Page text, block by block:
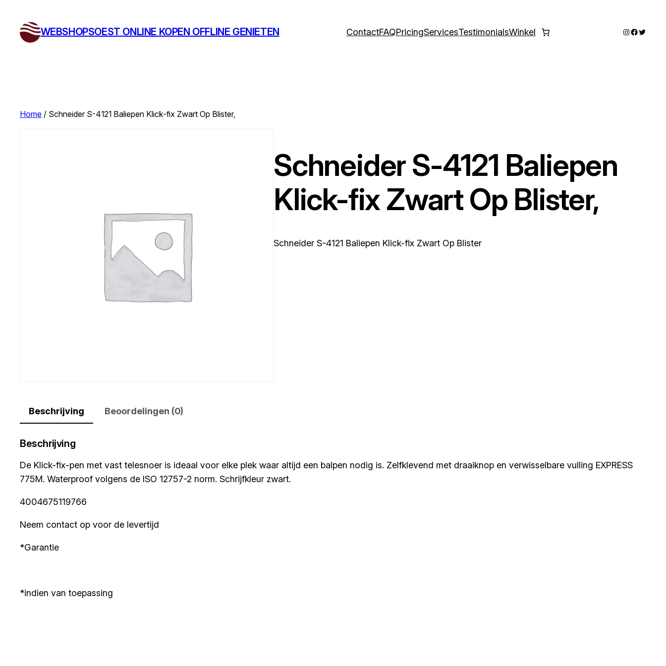
WEBSHOPSOEST ONLINE KOPEN OFFLINE GENIETEN ContactFAQPricingServicesTestimonialsWinkel Instagram
Twitter
Home / Schneider S-4121 Baliepen Klick-fix Zwart Op Blister,
Schneider S-4121 Baliepen
Klick-fix Zwart Op Blister,
Schneider S-4121 Baliepen Klick-fix Zwart Op Blister
Beschrijving Beoordelingen (0)
Beschrijving
De Klick-fix-pen met vast telesnoer is ideaal voor elke plek waar altijd een balpen nodig is. Zelfklevend met draaiknop en verwisselbare vulling EXPRESS
775M. Waterproof volgens de ISO 12757-2 norm. Schrijfkleur zwart.
4004675119766
Neem contact op voor de levertijd
*Garantie
*indien van toepassing